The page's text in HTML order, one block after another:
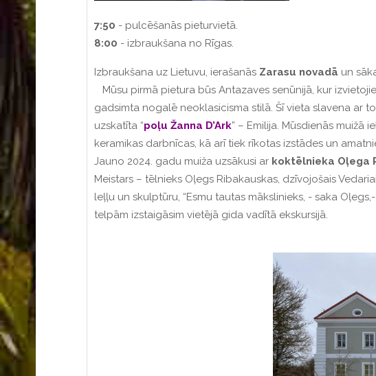
7:50 - pulcēšanās pieturvietā.
8:00 - izbraukšana no Rīgas.
Izbraukšana uz Lietuvu, ierašanās Zarasu novadā un
Mūsu pirmā pietura būs Antazaves senūnijā, kur
gadsimta nogalē neoklasicisma stilā. Šī vieta slavena ar
uzskatīta “poļu Žanna D’Ark” – Emilija. Mūsdienās
keramikas darbnīcas, kā arī tiek rīkotas izstādes un
Jauno 2024. gadu muiža uzsākusi ar koktēlnieka Oļega
Meistars – tēlnieks Oļegs Ribakauskas, dzīvojošais
leļļu un skulptūru, “Esmu tautas mākslinieks, - saka
telpām izstaigāsim vietējā gida vadītā ekskursijā.